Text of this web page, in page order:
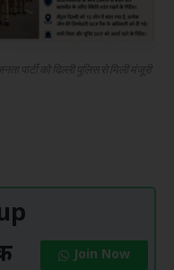
पार्टी को दिल्ली पुलिस से मिली मंजूरी
Join Now